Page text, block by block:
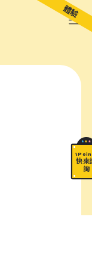
\
快來
詢
體驗